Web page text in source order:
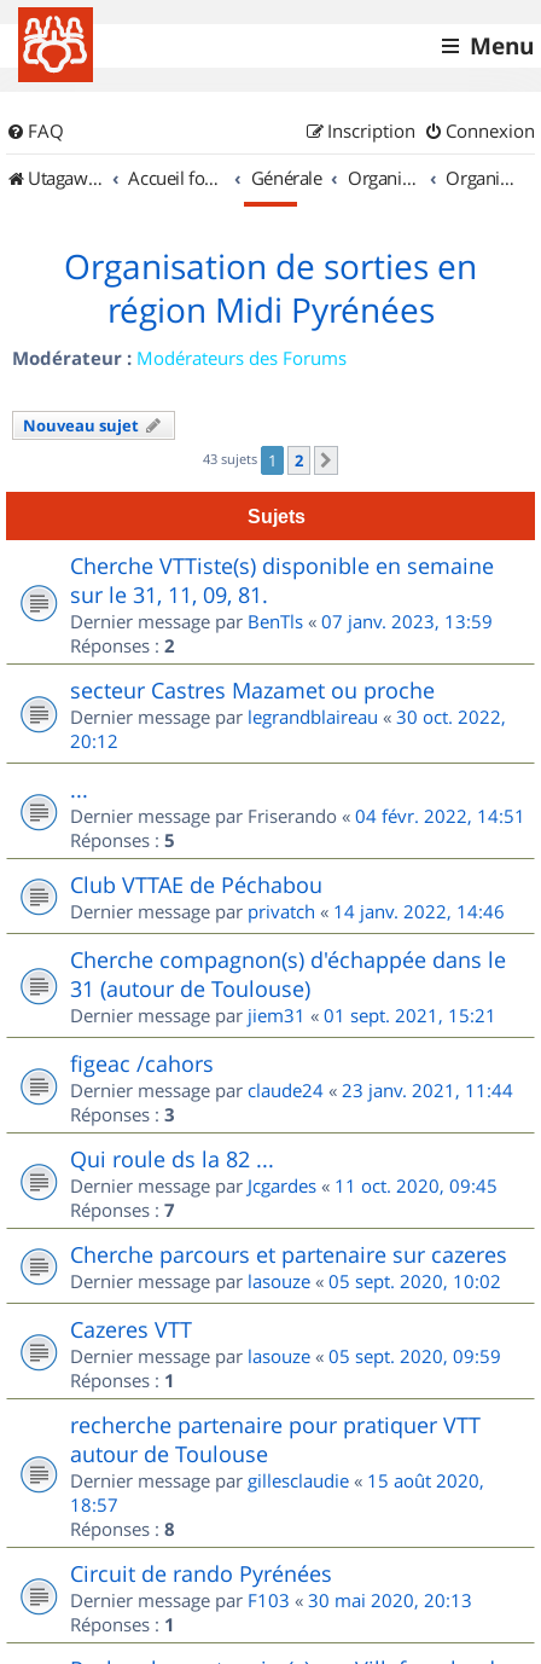
Menu
FAQ Connexion
Inscription
UtagawaVTT (Randos VTT et VTTAE avec traces GPS)
Accueil forum Générale Organisation de sorties & Recherche de partenaires Organisation de sorties en région Midi Pyrénées
Organisation de sorties en
région Midi Pyrénées
Modérateur : Modérateurs des Forums
Nouveau sujet
43 sujets 1 2
Sujets
Cherche VTTiste(s) disponible en semaine
sur le 31, 11, 09, 81.
Dernier message par BenTls « 07 janv. 2023, 13:59
Réponses : 2
secteur Castres Mazamet ou proche
Dernier message par legrandblaireau « 30 oct. 2022,
20:12
...
Dernier message par Friserando « 04 févr. 2022, 14:51
Réponses : 5
Club VTTAE de Péchabou
Dernier message par privatch « 14 janv. 2022, 14:46
Cherche compagnon(s) d'échappée dans le
31 (autour de Toulouse)
Dernier message par jiem31 « 01 sept. 2021, 15:21
figeac /cahors
Dernier message par claude24 « 23 janv. 2021, 11:44
Réponses : 3
Qui roule ds la 82 ...
Dernier message par Jcgardes « 11 oct. 2020, 09:45
Réponses : 7
Cherche parcours et partenaire sur cazeres
Dernier message par lasouze « 05 sept. 2020, 10:02
Cazeres VTT
Dernier message par lasouze « 05 sept. 2020, 09:59
Réponses : 1
recherche partenaire pour pratiquer VTT
autour de Toulouse
Dernier message par gillesclaudie « 15 août 2020,
18:57
Réponses : 8
Circuit de rando Pyrénées
Dernier message par F103 « 30 mai 2020, 20:13
Réponses : 1